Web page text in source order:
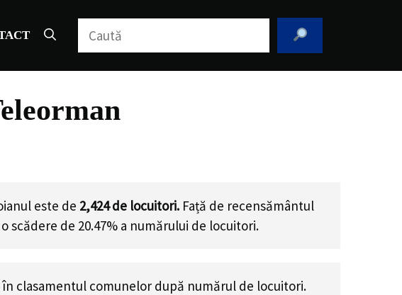
Caută
este de 2,424de locuitori. Față de recensământul
de 20.47% a numărului de locuitori.
în clasamentul comunelor după numărul de locuitori.